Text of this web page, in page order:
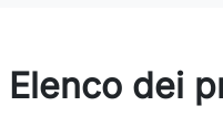
Elenco dei